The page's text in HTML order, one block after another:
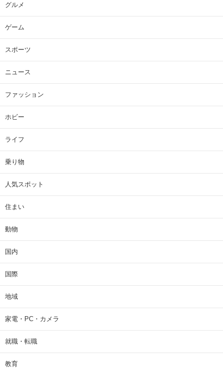
グルメ
ゲーム
スポーツ
ニュース
ファッション
ホビー
ライフ
乗り物
人気スポット
住まい
動物
国内
国際
地域
家電・PC・カメラ
就職・転職
教育